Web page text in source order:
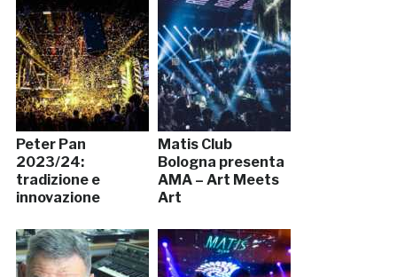
Peter Pan
2023/24:
tradizione e
innovazione
Matis Club
Bologna presenta
AMA – Art Meets
Art